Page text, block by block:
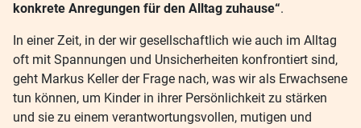
konkrete Anregungen für den Alltag zuhause“.
In einer Zeit, in der wir gesellschaftlich wie auch im Alltag
oft mit Spannungen und Unsicherheiten konfrontiert sind,
geht Markus Keller der Frage nach, was wir als Erwachsene
tun können, um Kinder in ihrer Persönlichkeit zu stärken
und sie zu einem verantwortungsvollen, mutigen und